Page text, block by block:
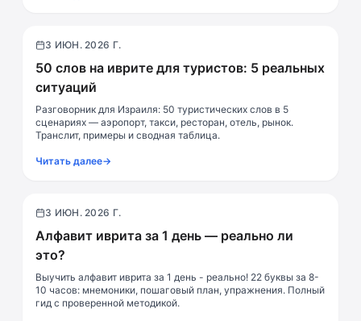
Словарь
3 ИЮН. 2026 Г.
50 слов на иврите для туристов: 5 реальных
ситуаций
Разговорник для Израиля: 50 туристических слов в 5
сценариях — аэропорт, такси, ресторан, отель, рынок.
Транслит, примеры и сводная таблица.
Читать далее→
Алфавит
3 ИЮН. 2026 Г.
Алфавит иврита за 1 день — реально ли
это?
Выучить алфавит иврита за 1 день - реально! 22 буквы за 8-
10 часов: мнемоники, пошаговый план, упражнения. Полный
гид с проверенной методикой.